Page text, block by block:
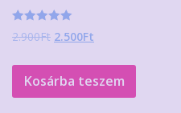
Értékelés:
5.00
2.900Ft Original
was:
2.900Ft.
2.500Ft
is:
2.500Ft.
Kosárba teszem